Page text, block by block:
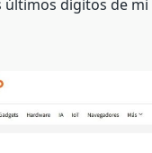
últimos dígitos de mi